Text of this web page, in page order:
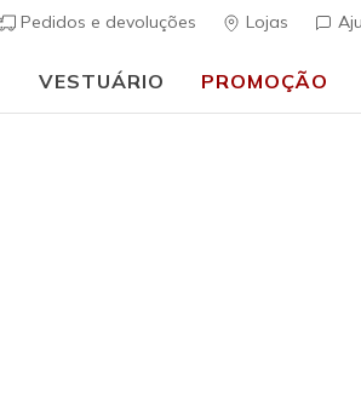
Pedidos e devoluções Lojas
VESTUÁRIO PROMOÇÃO